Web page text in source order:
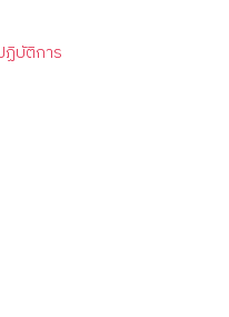
ฏิบัติการ